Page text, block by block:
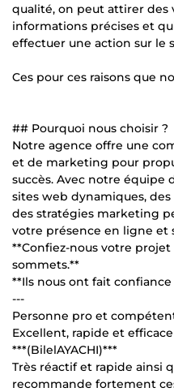
qualité, on peut attirer des
informations précises et
effectuer une action sur le
Ces pour ces raisons que
## Pourquoi nous choisir ?
Notre agence offre une
et de marketing pour
succès. Avec notre équipe
sites web dynamiques,
des stratégies marketing
votre présence en ligne et
**Confiez-nous votre
sommets.**
**Ils nous ont fait
---
Personne pro et
Excellent, rapide et
***(BilelAYACHI)***
Très réactif et rapide ainsi
recommande fortement